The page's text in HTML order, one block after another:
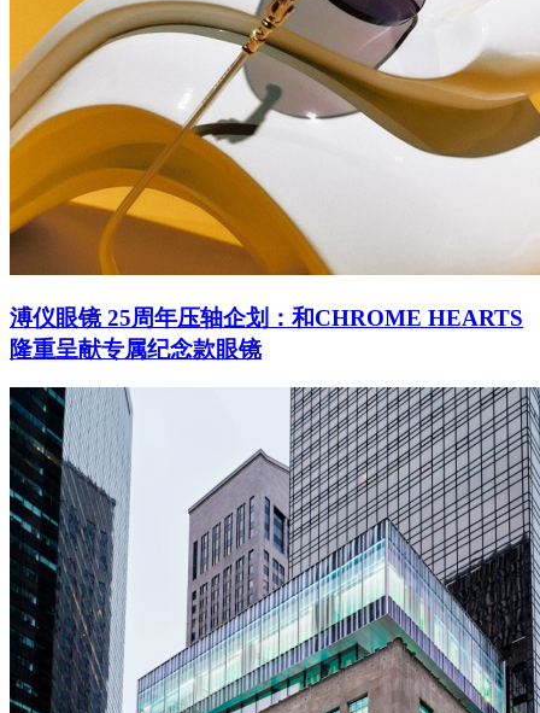
溥仪眼镜 25周年压轴企划：和CHROME HEARTS
隆重呈献专属纪念款眼镜